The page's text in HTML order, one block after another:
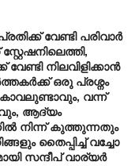
വേണ്ടി പരിവാർ
നിലവിളിക്കാൻ
ഒരു പ്രശ്നം
വന്ന്
ആദ്യം
നിന്ന് കുത്തുന്നതും
തൈപ്പിച്ച് വച്ചോ
സന്ദീപ് വാര്യര്‍